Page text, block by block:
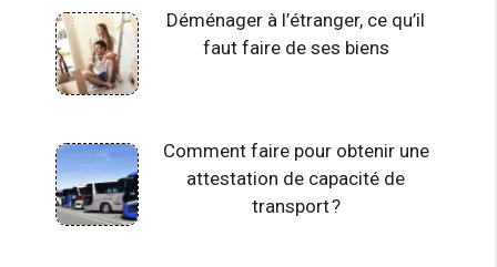
Déménager à l’étranger, ce qu’il
faut faire de ses biens
Comment faire pour obtenir une
attestation de capacité de
transport ?